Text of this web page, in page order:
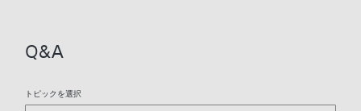
Q&A
トピックを選択